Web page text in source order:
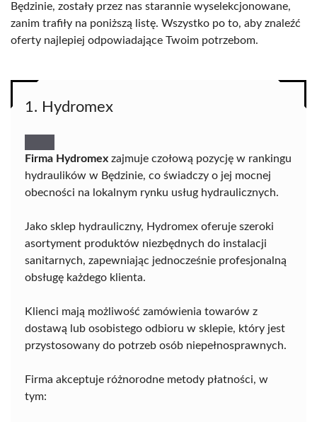
Będzinie, zostały przez nas starannie wyselekcjonowane,
zanim trafiły na poniższą listę. Wszystko po to, aby znaleźć
oferty najlepiej odpowiadające Twoim potrzebom.
1. Hydromex
Firma Hydromex zajmuje czołową pozycję w rankingu
hydraulików w Będzinie, co świadczy o jej mocnej
obecności na lokalnym rynku usług hydraulicznych.
Jako sklep hydrauliczny, Hydromex oferuje szeroki
asortyment produktów niezbędnych do instalacji
sanitarnych, zapewniając jednocześnie profesjonalną
obsługę każdego klienta.
Klienci mają możliwość zamówienia towarów z
dostawą lub osobistego odbioru w sklepie, który jest
przystosowany do potrzeb osób niepełnosprawnych.
Firma akceptuje różnorodne metody płatności, w
tym: